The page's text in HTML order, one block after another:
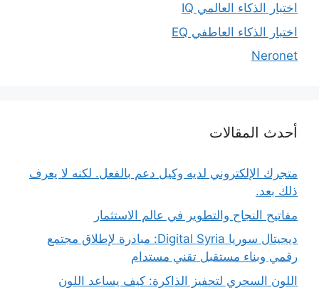
اختبار الذكاء العالمي IQ
اختبار الذكاء العاطفي EQ
Neronet
أحدث المقالات
متجرك الإلكتروني لديه وكيل دعم بالفعل. لكنه لا يعرف
ذلك بعد.
مفاتيح النجاح والتطوير في عالم الاستثمار
ديجيتال سوريا Digital Syria: مبادرة لإطلاق مجتمع
رقمي وبناء مستقبل تقني مستدام
اللون السحري لتحفيز الذاكرة: كيف يساعد اللون